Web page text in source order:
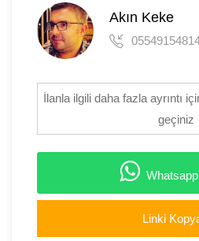
Akın Keke
İlanla ilgili daha fazla ayrıntı
geçiniz
Linki